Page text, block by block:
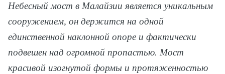
Небесный мост в Малайзии является уникальным
сооружением, он держится на одной
единственной наклонной опоре и фактически
подвешен над огромной пропастью. Мост
красивой изогнутой формы и протяженностью